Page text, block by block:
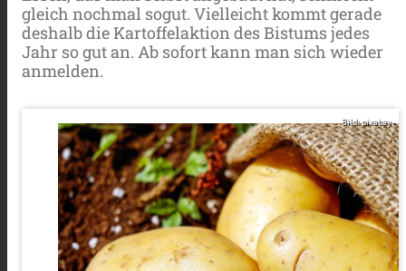
gleich nochmal sogut. Vielleicht kommt gerade
deshalb die Kartoffelaktion des Bistums jedes
Jahr so gut an. Ab sofort kann man sich wieder
anmelden.
Bild: pixabay